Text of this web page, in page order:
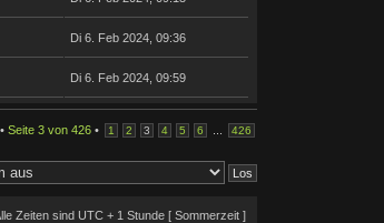
Di 6. Feb 2024, 09:36
Di 6. Feb 2024, 09:59
Seite 3von 426• 1 2 3 4 5 6 426
Zeiten sind UTC + 1 Stunde [ Sommerzeit ]